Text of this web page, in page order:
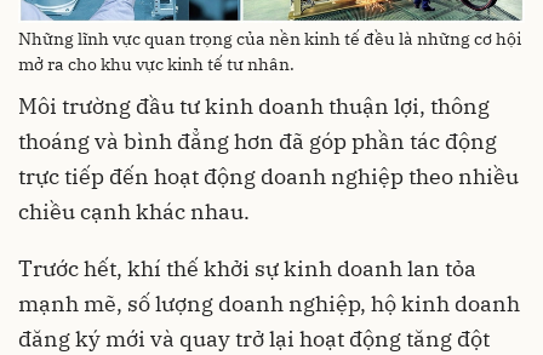
Những lĩnh vực quan trọng của nền kinh tế đều là những cơ hội
mở ra cho khu vực kinh tế tư nhân.
Môi trường đầu tư kinh doanh thuận lợi, thông
thoáng và bình đẳng hơn đã góp phần tác động
trực tiếp đến hoạt động doanh nghiệp theo nhiều
chiều cạnh khác nhau.
Trước hết, khí thế khởi sự kinh doanh lan tỏa
mạnh mẽ, số lượng doanh nghiệp, hộ kinh doanh
đăng ký mới và quay trở lại hoạt động tăng đột